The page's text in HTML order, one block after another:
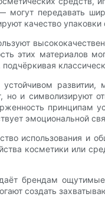
передавать
качество
этих материалов
подчёркивая
развитии,
и символизируют
принципам
эмоциональной
использования и
косметики или
брендам
создать